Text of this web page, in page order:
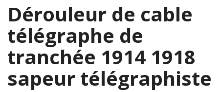
Dérouleur de cable
télégraphe de
tranchée 1914 1918
sapeur télégraphiste